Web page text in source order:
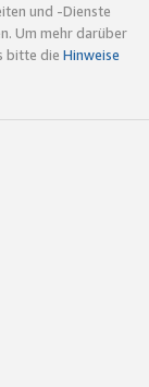
und -Dienste
Um mehr darüber
bitte die Hinweise